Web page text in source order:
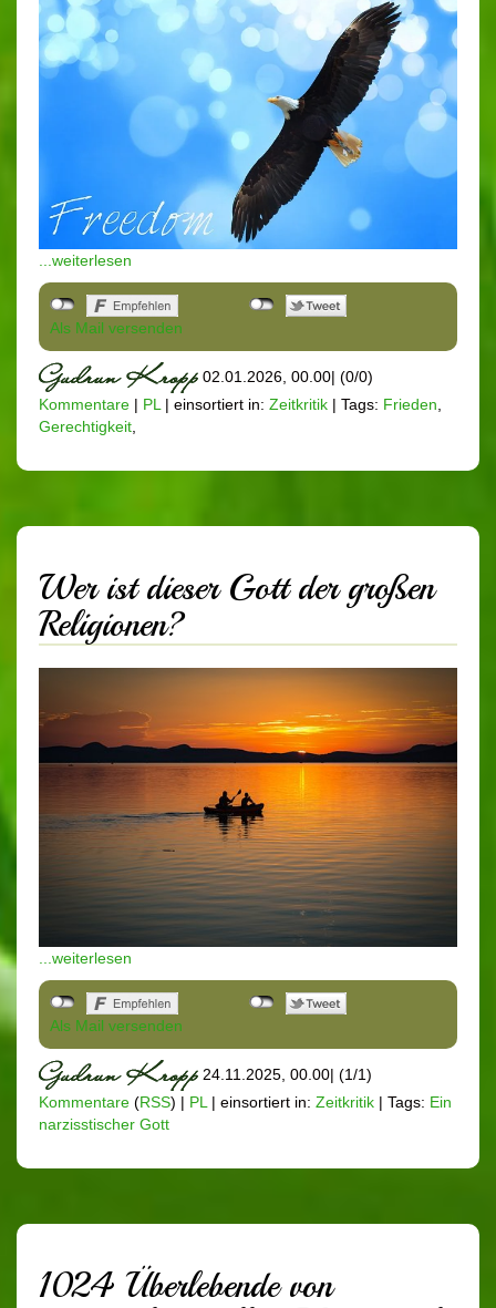
...weiterlesen
Als Mail versenden
02.01.2026, 00.00| (0/0)
Kommentare | PL | einsortiert in: Zeitkritik | Tags: Frieden
Gerechtigkeit
Wer ist dieser Gott der großen
Religionen?
...weiterlesen
Als Mail versenden
24.11.2025, 00.00| (1/1)
Kommentare (RSS) | PL | einsortiert in: Zeitkritik | Tags: Ein
narzisstischer Gott
1024 Überlebende von